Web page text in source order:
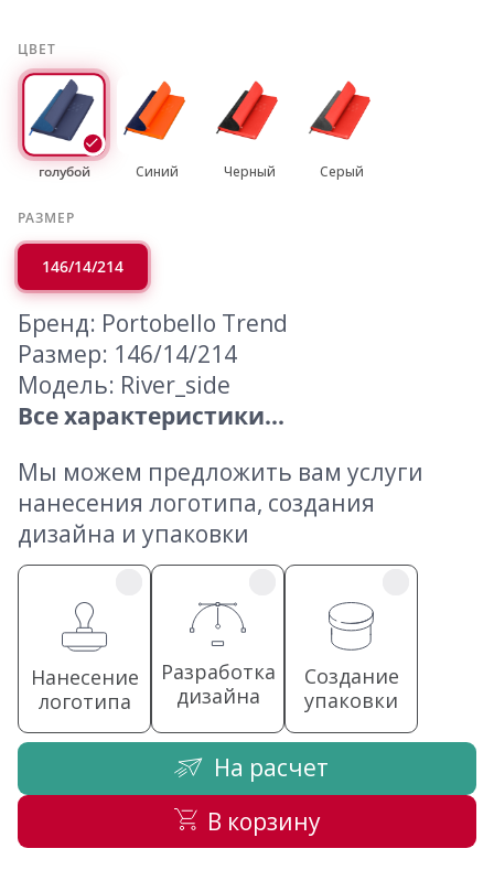
ЦВЕТ
голубой Синий Черный Серый
РАЗМЕР
146/14/214
Бренд: Portobello Trend
Размер: 146/14/214
Модель: River_side
Все характеристики...
Мы можем предложить вам услуги
нанесения логотипа, создания
дизайна и упаковки
Нанесение
логотипа
Разработка
дизайна
Создание
упаковки
На расчет
В корзину